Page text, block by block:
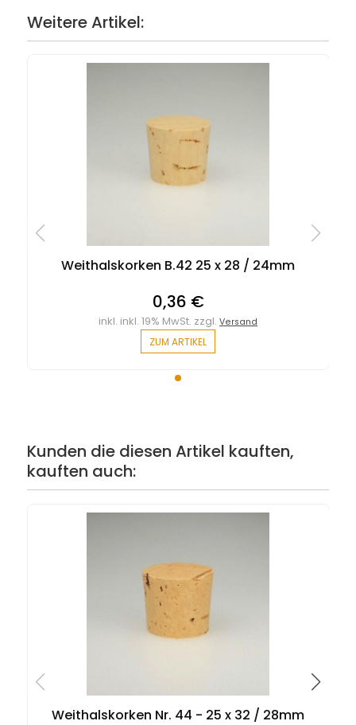
Weitere Artikel:
Weithalskorken B.42 25 x 28 / 24mm
0,36 €
inkl. inkl. 19% MwSt. zzgl.Versand
ZUM ARTIKEL
Kunden die diesen Artikel kauften,
kauften auch:
Weithalskorken Nr. 44 - 25 x 32 / 28mm